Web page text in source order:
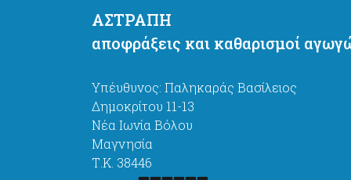
ΑΣΤΡΑΠΗ
αποφράξεις και καθαρισμοί
Υπέυθυνος: Παληκαράς Βασίλειος
Δημοκρίτου 11-13
Νέα Ιωνία Βόλου
Μαγνησία
Τ.Κ. 38446